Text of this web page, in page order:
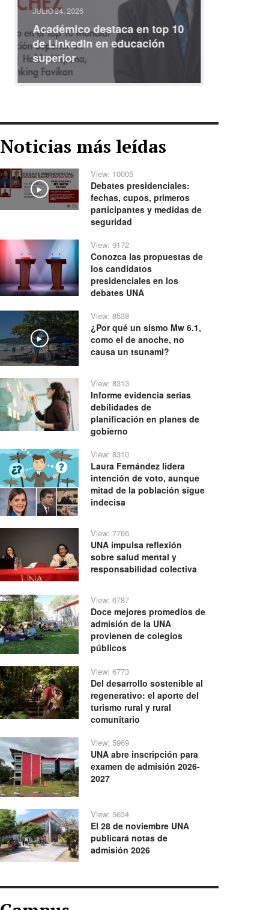
JULIO 24, 2026
Académico destaca en top 10
de LinkedIn en educación
superior
Noticias más leídas
Play
View: 10005
Debates presidenciales:
fechas, cupos, primeros
participantes y medidas de
seguridad
View: 9172
Conozca las propuestas de
los candidatos
presidenciales en los
debates UNA
Play
View: 8538
¿Por qué un sismo Mw 6.1,
como el de anoche, no
causa un tsunami?
View: 8313
Informe evidencia serias
debilidades de
planificación en planes de
gobierno
View: 8310
Laura Fernández lidera
intención de voto, aunque
mitad de la población sigue
indecisa
View: 7766
UNA impulsa reflexión
sobre salud mental y
responsabilidad colectiva
View: 6787
Doce mejores promedios de
admisión de la UNA
provienen de colegios
públicos
View: 6773
Del desarrollo sostenible al
regenerativo: el aporte del
turismo rural y rural
comunitario
View: 5969
UNA abre inscripción para
examen de admisión 2026-
2027
View: 5634
El 28 de noviembre UNA
publicará notas de
admisión 2026